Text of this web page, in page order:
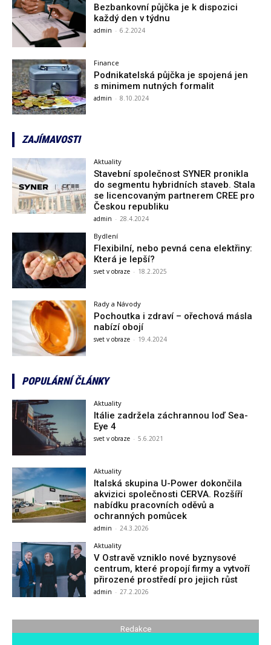
Bezbankovní půjčka je k dispozici
každý den v týdnu
admin - 6.2.2024
Finance
Podnikatelská půjčka je spojená jen
s minimem nutných formalit
admin - 8.10.2024
ZAJÍMAVOSTI
Aktuality
Stavební společnost SYNER pronikla
do segmentu hybridních staveb. Stala
se licencovaným partnerem CREE pro
Českou republiku
admin - 28.4.2024
Bydlení
Flexibilní, nebo pevná cena elektřiny:
Která je lepší?
svet v obraze - 18.2.2025
Rady a Návody
Pochoutka i zdraví – ořechová másla
nabízí obojí
svet v obraze - 19.4.2024
POPULÁRNÍ ČLÁNKY
Aktuality
Itálie zadržela záchrannou loď Sea-
Eye 4
svet v obraze - 5.6.2021
Aktuality
Italská skupina U-Power dokončila
akvizici společnosti CERVA. Rozšíří
nabídku pracovních oděvů a
ochranných pomůcek
admin - 24.3.2026
Aktuality
V Ostravě vzniklo nové byznysové
centrum, které propojí firmy a vytvoří
přirozené prostředí pro jejich růst
admin - 27.2.2026
Redakce